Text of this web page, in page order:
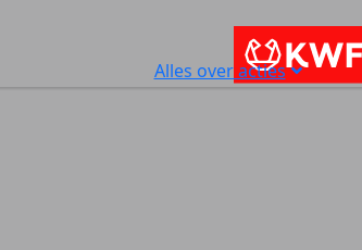
Alles over acties